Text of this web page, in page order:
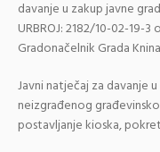
davanje u zakup javne
URBROJ: 2182/10-02-19-3
Gradonačelnik Grada
Javni natječaj za davanje
neizgrađenog
postavljanje kioska,